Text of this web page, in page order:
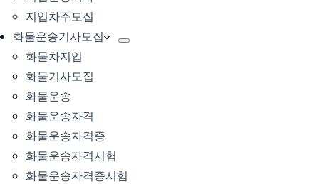
지입차주모집
화물운송기사모집
화물차지입
화물기사모집
화물운송
화물운송자격
화물운송자격증
화물운송자격시험
화물운송자격증시험